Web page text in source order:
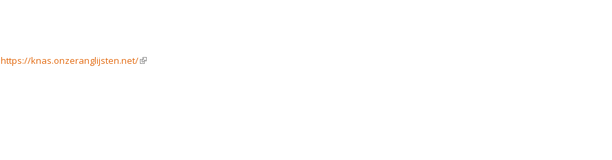
https://knas.onzeranglijsten.net/(link is external)